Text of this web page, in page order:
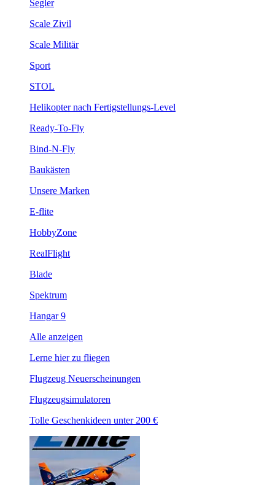
Segler
Scale Zivil
Scale Militär
Sport
STOL
Helikopter nach Fertigstellungs-Level
Ready-To-Fly
Bind-N-Fly
Baukästen
Unsere Marken
E-flite
HobbyZone
RealFlight
Blade
Spektrum
Hangar 9
Alle anzeigen
Lerne hier zu fliegen
Flugzeug Neuerscheinungen
Flugzeugsimulatoren
Tolle Geschenkideen unter 200 €